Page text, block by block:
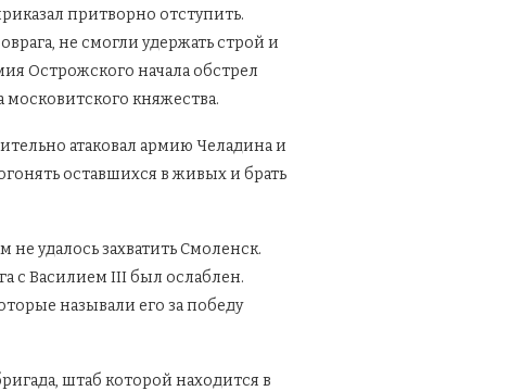
притворно отступить.
не смогли удержать строй и
Острожского начала обстрел
княжества.
атаковал армию Челадина и
оставшихся в живых и брать
удалось захватить Смоленск.
с Василием III был ослаблен.
называли его за победу
штаб которой находится в